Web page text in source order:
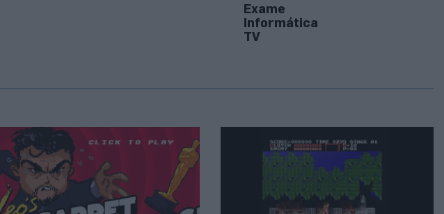
Exame
Informática
TV